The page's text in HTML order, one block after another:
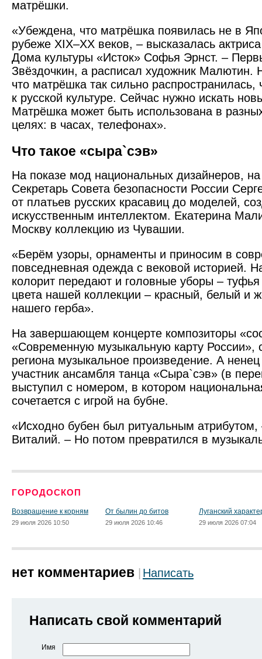
матрёшки.
«Убеждена, что матрёшка появилась не в
рубеже XIX–XX веков, – высказалась
Дома культуры «Исток» Софья Эрнст. –
Звёздочкин, а расписал художник Малютин.
что матрёшка так сильно распространилась,
к русской культуре. Сейчас нужно искать
Матрёшка может быть использована в
целях: в часах, телефонах».
Что такое «сыра`сэв»
На показе мод национальных дизайнеров,
Секретарь Совета безопасности России
от платьев русских красавиц до моделей,
искусственным интеллектом. Екатерина
Москву коллекцию из Чувашии.
«Берём узоры, орнаменты и приносим в
повседневная одежда с вековой историей.
колорит передают и головные уборы –
цвета нашей коллекции – красный, белый и
нашего герба».
На завершающем концерте композиторы
«Современную музыкальную карту России»,
региона музыкальное произведение. А
участник ансамбля танца «Сыра`сэв» (в
выступил с номером, в котором
сочетается с игрой на бубне.
«Исходно бубен был ритуальным атрибутом,
Виталий. – Но потом превратился в
ГОРОДОСКОП
Возвращение к корням
29 июля 2026 10:50
От былин до битов
29 июля 2026 10:46
Луганский
29 июля 2026 07:04
нет комментариев Написать
Написать свой комментарий
Имя